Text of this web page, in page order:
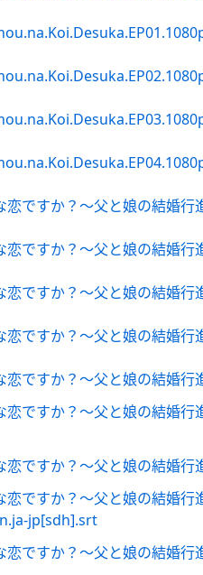
恋ですか？～父と娘の結婚
恋ですか？～父と娘の結婚
恋ですか？～父と娘の結婚
恋ですか？～父と娘の結婚
恋ですか？～父と娘の結婚
恋ですか？～父と娘の結婚行
恋ですか？～父と娘の結婚
恋ですか？～父と娘の結婚行
jp[sdh].srt
恋ですか？～父と娘の結婚